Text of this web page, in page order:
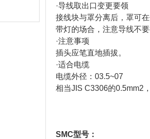
·导线取出口变更要领
接线块与罩分离后，罩可
带灯的场合，注意导线不
·注意事项
插头应笔直地插拔。
·适合电缆
电缆外径：03.5~07
相当JIS C3306的0.5mm2
SMC型号：